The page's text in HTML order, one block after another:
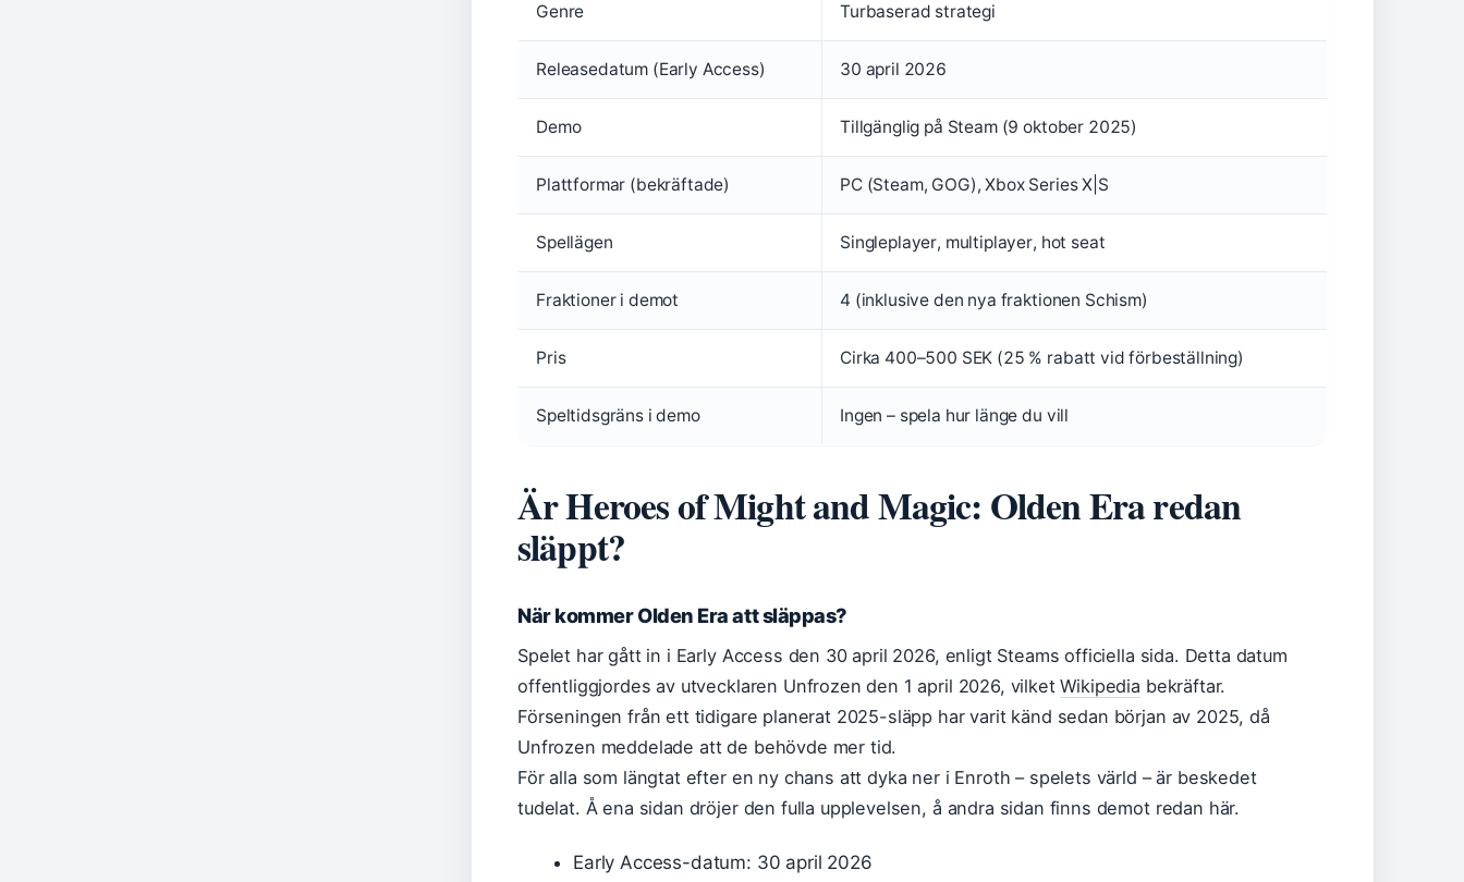
Genre Turbaserad strategi
Releasedatum (Early Access) 30 april 2026
Demo Tillgänglig på Steam (9 oktober 2025)
Plattformar (bekräftade) PC (Steam, GOG), Xbox Series X|S
Spellägen Singleplayer, multiplayer, hot seat
Fraktioner i demot 4 (inklusive den nya fraktionen Schism)
Pris Cirka 400–500 SEK (25 % rabatt vid förbeställning)
Speltidsgräns i demo Ingen – spela hur länge du vill
Är Heroes of Might and Magic: Olden Era redan
släppt?
När kommer Olden Era att släppas?
Spelet har gått in i Early Access den 30 april 2026, enligt Steams officiella sida. Detta datum
offentliggjordes av utvecklaren Unfrozen den 1 april 2026, vilketWikipedia bekräftar.
Förseningen från ett tidigare planerat 2025-släpp har varit känd sedan början av 2025, då
Unfrozen meddelade att de behövde mer tid.
För alla som längtat efter en ny chans att dyka ner i Enroth – spelets värld – är beskedet
tudelat. Å ena sidan dröjer den fulla upplevelsen, å andra sidan finns demot redan här.
Early Access-datum: 30 april 2026